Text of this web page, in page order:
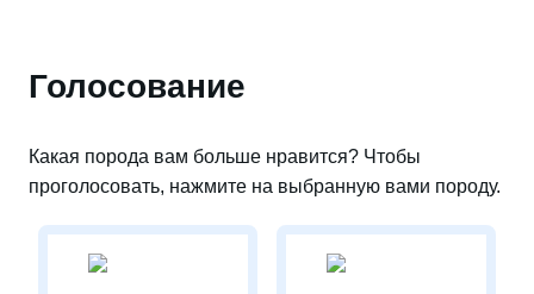
Голосование
Какая порода вам больше нравится? Чтобы
проголосовать, нажмите на выбранную вами породу.